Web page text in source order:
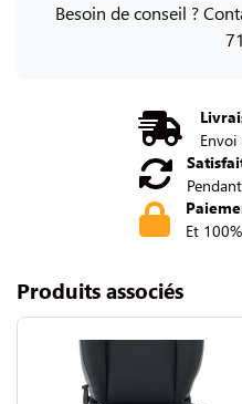
Besoin de conseil ?
Et
Produits associés